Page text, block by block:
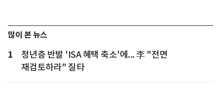
많이 본 뉴스
1
청년층 반발 'ISA 혜택 축소'에... 李 "전면
재검토하라" 질타